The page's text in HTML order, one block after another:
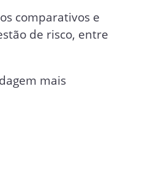
comparativos e
de risco, entre
mais